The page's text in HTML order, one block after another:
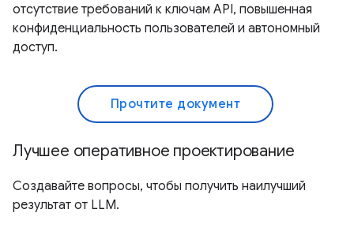
отсутствие требований к ключам API, повышенная
конфиденциальность пользователей и автономный
доступ.
Прочтите документ
Лучшее оперативное проектирование
Создавайте вопросы, чтобы получить наилучший
результат от LLM.